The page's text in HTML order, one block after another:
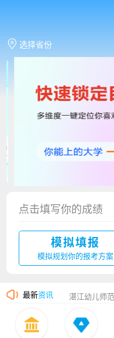
选择省份
点击填写你的成绩
模拟填报
模拟规划你的报考方案
最新资讯